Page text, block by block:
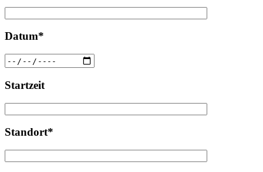
Datum*
Startzeit
Standort*